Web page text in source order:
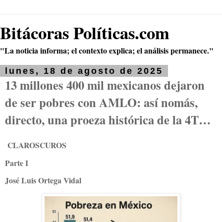
Bitácoras Políticas.com
"La noticia informa; el contexto explica; el análisis permanece."
lunes, 18 de agosto de 2025
13 millones 400 mil mexicanos dejaron
de ser pobres con AMLO: así nomás,
directo, una proeza histórica de la 4T…
CLAROSCUROS
Parte I
José Luis Ortega Vidal